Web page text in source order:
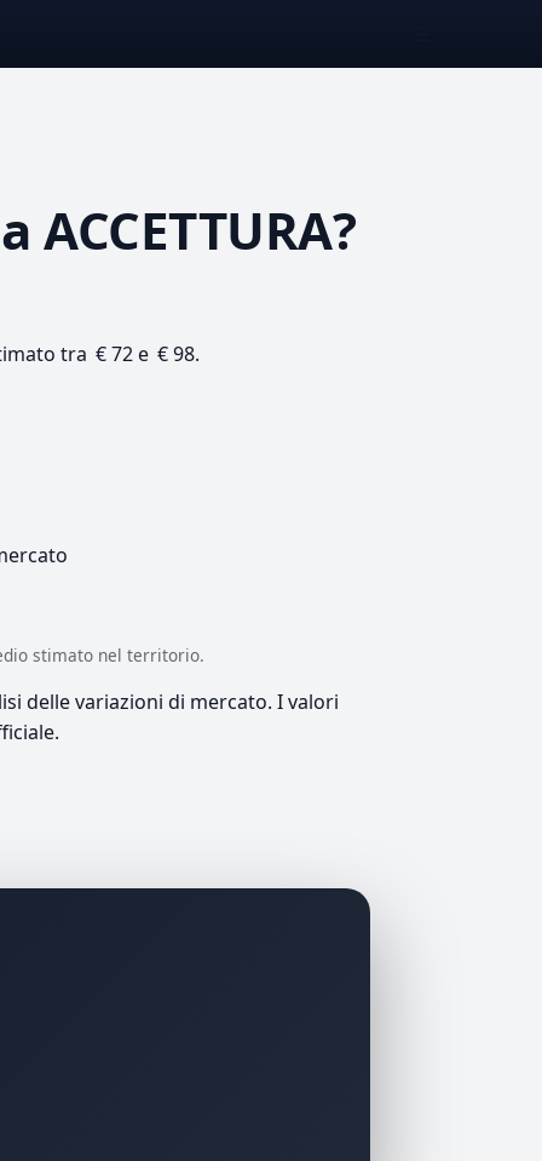
a ACCETTURA?
tra € 72 e € 98.
stimato nel territorio.
delle variazioni di mercato. I valori